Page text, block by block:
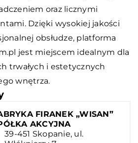
oraz licznymi
Dzięki wysokiej jakości
obsłudze, platforma
jest miejscem idealnym dla
trwałych i estetycznych
wnętrza.
FIRANEK „WISAN”
AKCYJNA
39-451 Skopanie, ul.